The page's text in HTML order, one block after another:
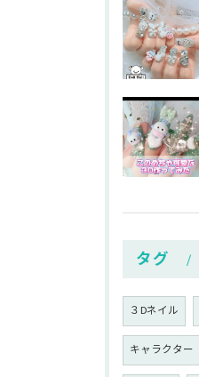
タグ
３Dネイル
キャラクター